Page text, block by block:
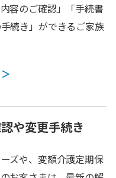
容のご確認」「手続書
続き」ができるご家族
や変更手続き
ズや、変額介護定期保